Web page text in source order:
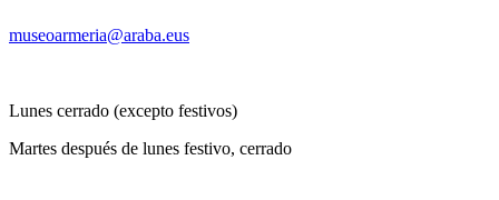
museoarmeria@araba.eus
Lunes cerrado (excepto festivos)
Martes después de lunes festivo, cerrado